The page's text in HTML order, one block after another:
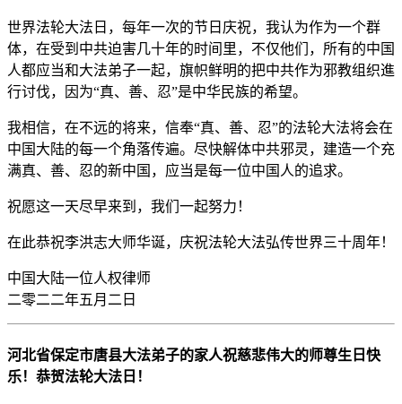
世界法轮大法日，每年一次的节日庆祝，我认为作为一个群
体，在受到中共迫害几十年的时间里，不仅他们，所有的中国
人都应当和大法弟子一起，旗帜鲜明的把中共作为邪教组织進
行讨伐，因为“真、善、忍”是中华民族的希望。
我相信，在不远的将来，信奉“真、善、忍”的法轮大法将会在
中国大陆的每一个角落传遍。尽快解体中共邪灵，建造一个充
满真、善、忍的新中国，应当是每一位中国人的追求。
祝愿这一天尽早来到，我们一起努力！
在此恭祝李洪志大师华诞，庆祝法轮大法弘传世界三十周年！
中国大陆一位人权律师
二零二二年五月二日
河北省保定市唐县大法弟子的家人祝慈悲伟大的师尊生日快
乐！恭贺法轮大法日！